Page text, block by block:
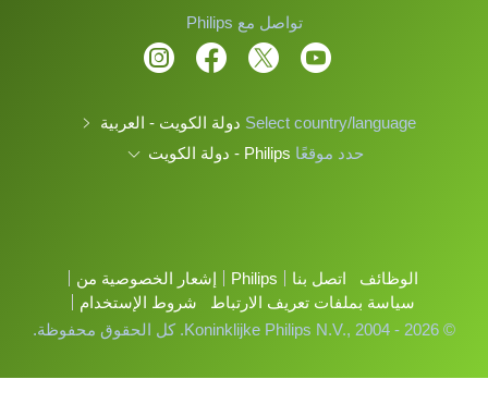
تواصل مع Philips
Select country/language دولة الكويت - العربية
حدد موقعًاPhilips - دولة الكويت
الوظائف اتصل بنا Philips
إشعار الخصوصية من
سياسة بملفات تعريف الارتباط
شروط الإستخدام
© Koninklijke Philips N.V., 2004 - 2026. كل الحقوق محفوظة.